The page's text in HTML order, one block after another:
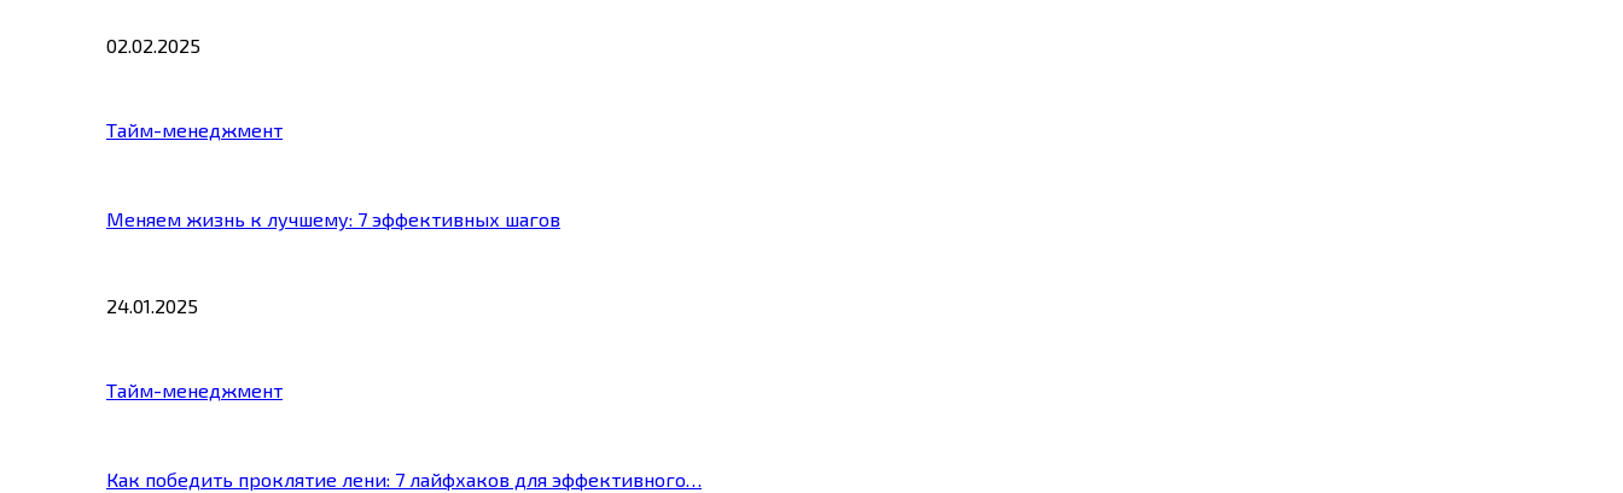
02.02.2025
Тайм-менеджмент
Меняем жизнь к лучшему: 7 эффективных шагов
24.01.2025
Тайм-менеджмент
Как победить проклятие лени: 7 лайфхаков для эффективного…